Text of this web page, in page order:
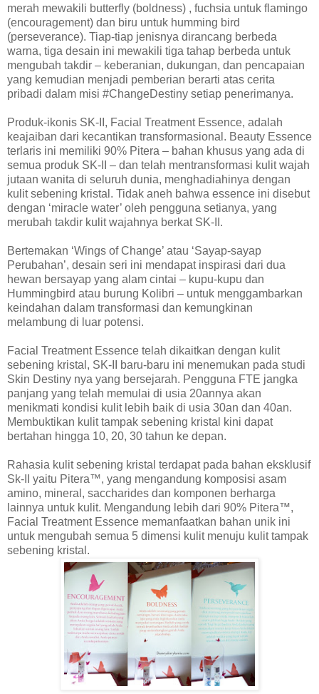
merah mewakili butterfly (boldness) , fuchsia untuk flamingo
(encouragement) dan biru untuk humming bird
(perseverance). Tiap-tiap jenisnya dirancang berbeda
warna, tiga desain ini mewakili tiga tahap berbeda untuk
mengubah takdir – keberanian, dukungan, dan pencapaian
yang kemudian menjadi pemberian berarti atas cerita
pribadi dalam misi #ChangeDestiny setiap penerimanya.
Produk-ikonis SK-II, Facial Treatment Essence, adalah
keajaiban dari kecantikan transformasional. Beauty Essence
terlaris ini memiliki 90% Pitera – bahan khusus yang ada di
semua produk SK-II – dan telah mentransformasi kulit wajah
jutaan wanita di seluruh dunia, menghadiahinya dengan
kulit sebening kristal. Tidak aneh bahwa essence ini disebut
dengan ‘miracle water’ oleh pengguna setianya, yang
merubah takdir kulit wajahnya berkat SK-II.
Bertemakan ‘Wings of Change’ atau ‘Sayap-sayap
Perubahan’, desain seri ini mendapat inspirasi dari dua
hewan bersayap yang alam cintai – kupu-kupu dan
Hummingbird atau burung Kolibri – untuk menggambarkan
keindahan dalam transformasi dan kemungkinan
melambung di luar potensi.
Facial Treatment Essence telah dikaitkan dengan kulit
sebening kristal, SK-II baru-baru ini menemukan pada studi
Skin Destiny nya yang bersejarah. Pengguna FTE jangka
panjang yang telah memulai di usia 20annya akan
menikmati kondisi kulit lebih baik di usia 30an dan 40an.
Membuktikan kulit tampak sebening kristal kini dapat
bertahan hingga 10, 20, 30 tahun ke depan.
Rahasia kulit sebening kristal terdapat pada bahan eksklusif
Sk-II yaitu Pitera™, yang mengandung komposisi asam
amino, mineral, saccharides dan komponen berharga
lainnya untuk kulit. Mengandung lebih dari 90% Pitera™,
Facial Treatment Essence memanfaatkan bahan unik ini
untuk mengubah semua 5 dimensi kulit menuju kulit tampak
sebening kristal.